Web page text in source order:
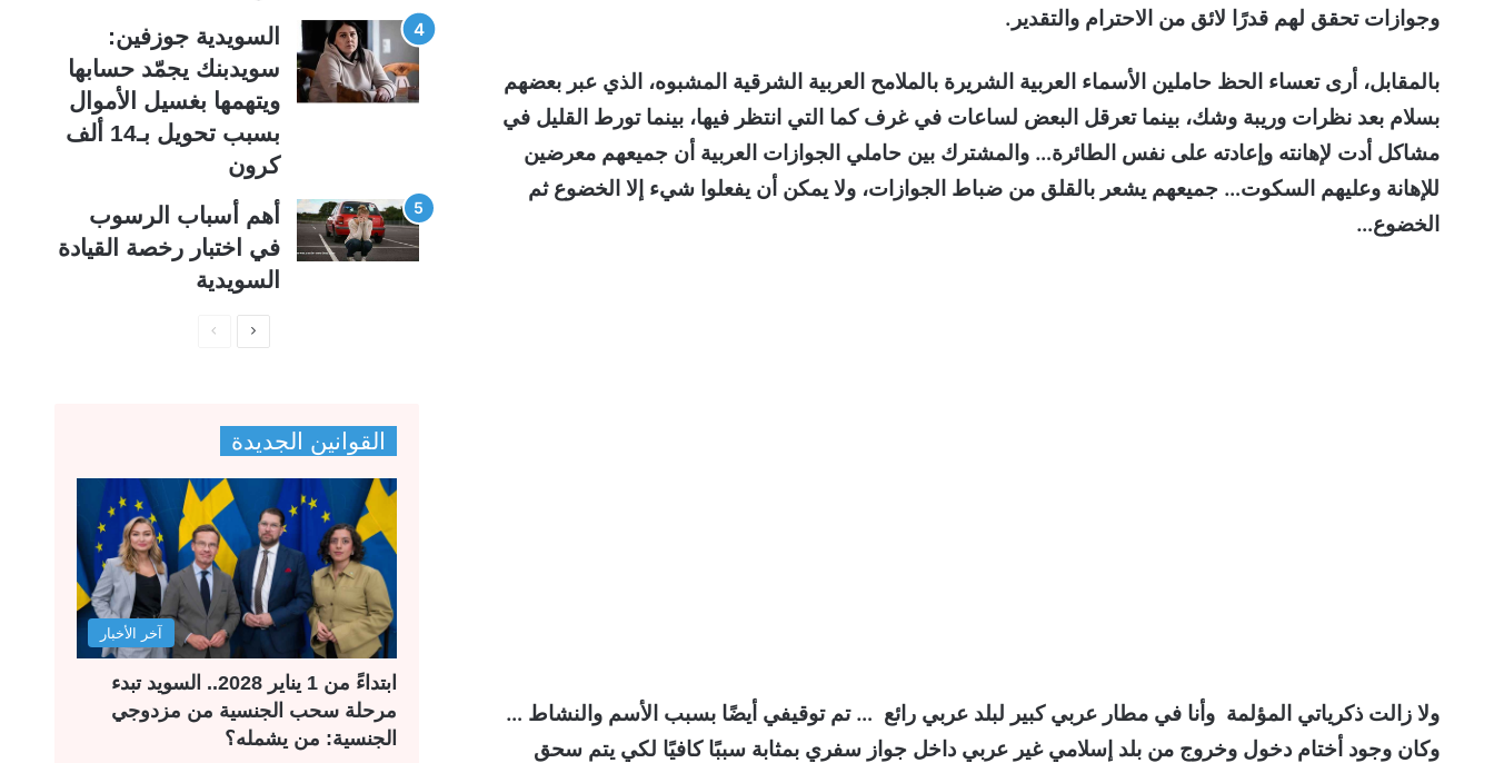
وجوازات تحقق لهم قدرًا لائق من الاحترام والتقدير.
بالمقابل، أرى تعساء الحظ حاملين الأسماء العربية الشريرة بالملامح العربية الشرقية المشبوه، الذي عبر بعضهم
بسلام بعد نظرات وريبة وشك، بينما تعرقل البعض لساعات في غرف كما التي انتظر فيها، بينما تورط القليل في
مشاكل أدت لإهانته وإعادته على نفس الطائرة… والمشترك بين حاملي الجوازات العربية أن جميعهم معرضين
للإهانة وعليهم السكوت… جميعهم يشعر بالقلق من ضباط الجوازات، ولا يمكن أن يفعلوا شيء إلا الخضوع ثم
الخضوع…
ولا زالت ذكرياتي المؤلمة وأنا في مطار عربي كبير لبلد عربي رائع … تم توقيفي أيضًا بسبب الأسم والنشاط …
وكان وجود أختام دخول وخروج من بلد إسلامي غير عربي داخل جواز سفري بمثابة سببًا كافيًا لكي يتم سحق
السويدية جوزفين:
سويدبنك يجمّد حسابها
ويتهمها بغسيل الأموال
بسبب تحويل بـ14 ألف
كرون
أهم أسباب الرسوب
في اختبار رخصة القيادة
السويدية
ف
ح
ا
س
ا
ق
ف
ح
ا
ل
ا
ة
القوانين الجديدة
آخر الأخبار
ابتداءً من 1 يناير 2028.. السويد تبدء
مرحلة سحب الجنسية من مزدوجي
الجنسية: من يشمله؟